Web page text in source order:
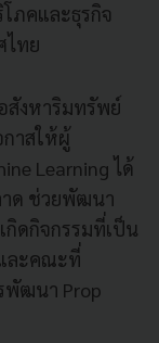
ภคและธุรกิจ
ไทย
สังหาริมทรัพย์
กาสให้ผู้
Learning ได้
าด ช่วยพัฒนา
กิดกิจกรรมที่เป็น
ละคณะที่
พัฒนา Prop